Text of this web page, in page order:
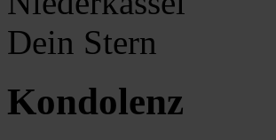
Dein Stern
Kondolenz